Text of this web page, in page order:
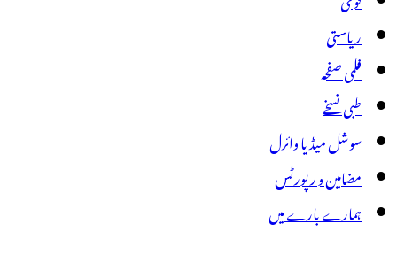
ریاستی
فلمی صفحہ
طبی نسخے
سوشل میڈیا وائرل
مضامین و رپورٹس
ہمارے بارے میں